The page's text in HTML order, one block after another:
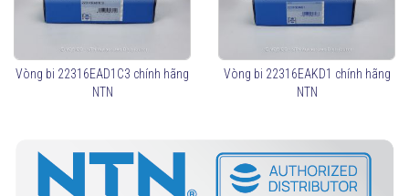
Loại không có phớt (
Open Type ): Dễ bảo trì, dùng
trong môi trường sạch.
Cách chọn vòng bi tang trống NTN phù hợp
Kiểm tra kích thước lắp đặt theo tiêu chuẩn.
Chọn loại vòng bi có phớt chắn mỡ nếu cần chống bụi và độ
ẩm cao.
Vòng bi 22316EAD1C3 chính hãng
NTN
Vòng bi 22316EAKD1 chính hãng
NTN